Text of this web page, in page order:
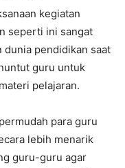
kegiatan
seperti ini sangat
dunia pendidikan saat
guru untuk
pelajaran.
para guru
lebih menarik
guru-guru agar